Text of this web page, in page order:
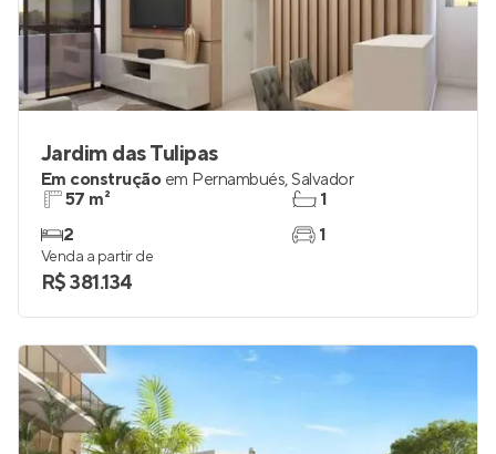
Jardim das Tulipas
Em construção em Pernambués,Salvador
57 m²
2
1
1
Venda a partir de
R$ 381.134